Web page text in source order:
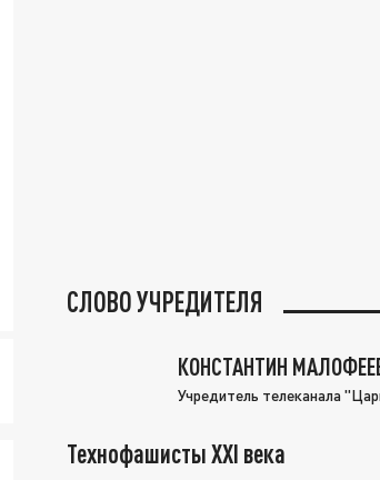
СЛОВО УЧРЕДИТЕЛЯ
КОНСТАНТИН
Учредитель телеканала
Технофашисты XXI века